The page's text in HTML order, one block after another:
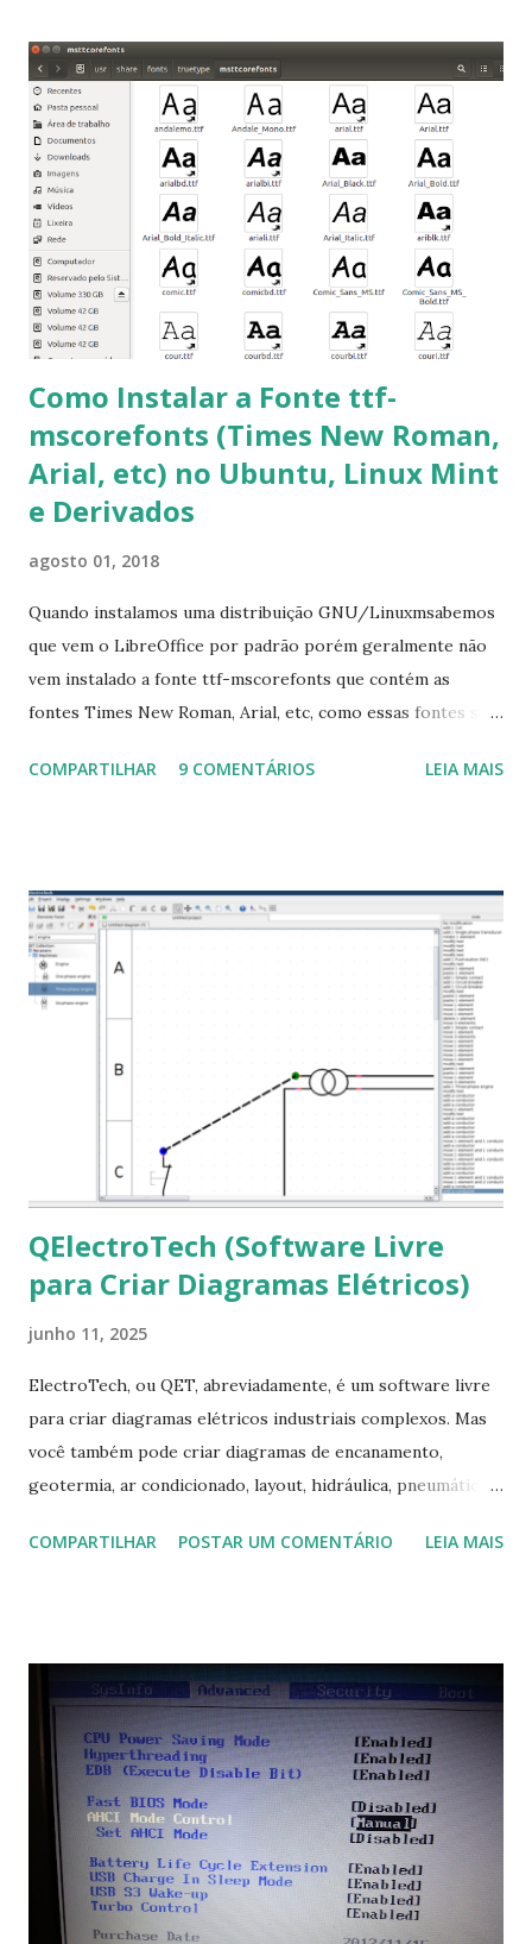
que contém essas fontes. Ao instalar o GNU/Linux abra o
terminal e execute o comando: $ sudo apt-get install ttf-
mscorefonts-installer Leia os termos de uso e avance
clicando em “Ok” Agora aceite os termos de uso clicando
em “Sim” Pronto agora abra o LibreOffice e veja se as
fontes Times New Roman, Arial estão instaladas. Caso
ocorra algum erro ou precisa reinstalar, execute: $ sudo
apt-get install --reinstall ttf-mscorefonts-installer
Como Instalar a Fonte ttf-
mscorefonts (Times New Roman,
Arial, etc) no Ubuntu, Linux Mint
e Derivados
agosto 01, 2018
Quando instalamos uma distribuição GNU/Linuxmsabemos
que vem o LibreOffice por padrão porém geralmente não
vem instalado a fonte ttf-mscorefonts que contém as
fontes Times New Roman, Arial, etc, como essas fontes são
a Associação Brasileira de Normas Técnicas (ABNT), exige
que contém essas fontes. Ao instalar o GNU/Linux abra o
terminal e execute o comando: $ sudo apt-get install ttf-
mscorefonts-installer Leia os termos de uso e avance
clicando em “Ok” Agora aceite os termos de uso clicando
em “Sim” Pronto agora abra o LibreOffice e veja se as
fontes Times New Roman, Arial estão instaladas. Caso
ocorra algum erro ou precisa reinstalar, execute: $ sudo
apt-get install --reinstall ttf-mscorefonts-installer
COMPARTILHAR 9 COMENTÁRIOS LEIA MAIS
QElectroTech (Software Livre
para Criar Diagramas Elétricos)
junho 11, 2025
ElectroTech, ou QET, abreviadamente, é um software livre
para criar diagramas elétricos industriais complexos. Mas
você também pode criar diagramas de encanamento,
geotermia, ar condicionado, layout, hidráulica, pneumática,
Na última versão 0.100, a coleção contém mais de 8.000
COMPARTILHAR POSTAR UM COMENTÁRIO LEIA MAIS